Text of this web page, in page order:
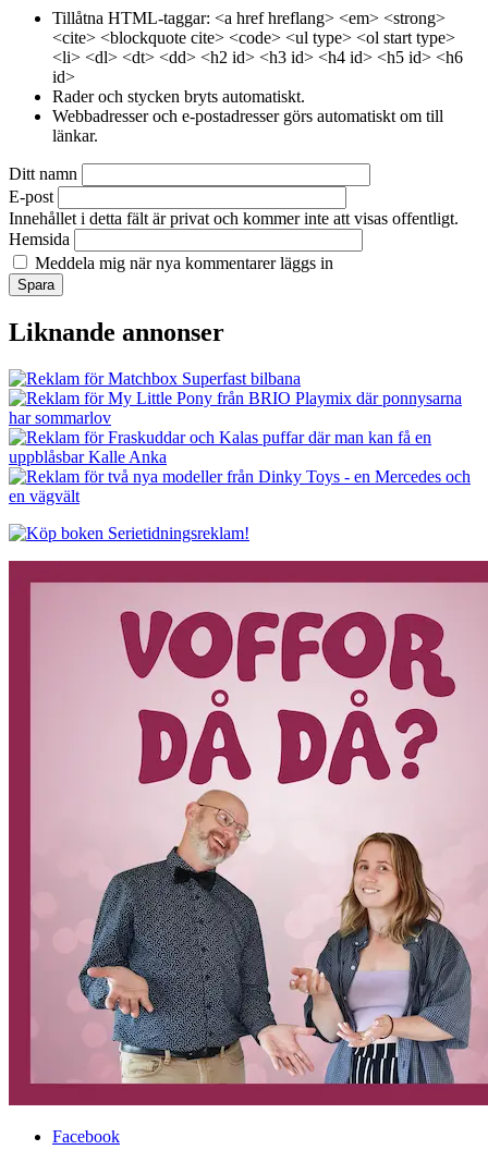
Tillåtna HTML-taggar: <a href hreflang> <em> <strong>
<cite> <blockquote cite> <code> <ul type> <ol start type>
<li> <dl> <dt> <dd> <h2 id> <h3 id> <h4 id> <h5 id> <h6
id>
Rader och stycken bryts automatiskt.
Webbadresser och e-postadresser görs automatiskt om till
länkar.
Ditt namn
E-post
Innehållet i detta fält är privat och kommer inte att visas offentligt.
Hemsida
Meddela mig när nya kommentarer läggs in
Liknande annonser
Facebook